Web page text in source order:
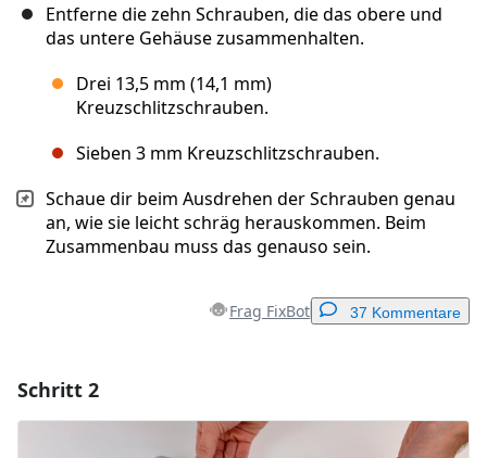
Entferne die zehn Schrauben, die das obere und
das untere Gehäuse zusammenhalten.
Drei 13,5 mm (14,1 mm)
Kreuzschlitzschrauben.
Sieben 3 mm Kreuzschlitzschrauben.
Schaue dir beim Ausdrehen der Schrauben genau
an, wie sie leicht schräg herauskommen. Beim
Zusammenbau muss das genauso sein.
Frag FixBot 37 Kommentare
Kommentar hinzufügen
Schritt 2